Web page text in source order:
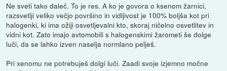
Ne sveti tako daleč. To je res. A ko je govora o ksenom žarnici,
razsvetlji veliko večjo površino in vidljivost je 100% boljša kot pri
halogenki, ki ima ožiji osvetljevalni kto, skoraj ničelno osvetlitev in
vidni kot. Zato imajo avtomobili s halogenskimi žarometi še dolge
luči, da se lahko izven naselja normlano pelješ.
Pri xenomu ne potrebuješ dolgi luči. Zaadi svoje izjemno močne